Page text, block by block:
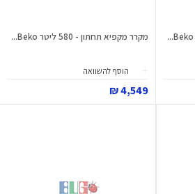
מקרר מקפיא תחתון - 580 ליטר Beko...
הוסף להשוואה
4,549 ₪